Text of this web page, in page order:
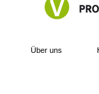
Über uns